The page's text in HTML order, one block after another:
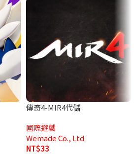
傳奇4-MIR4代儲
國際遊戲
Wemade Co., Ltd
NT$33